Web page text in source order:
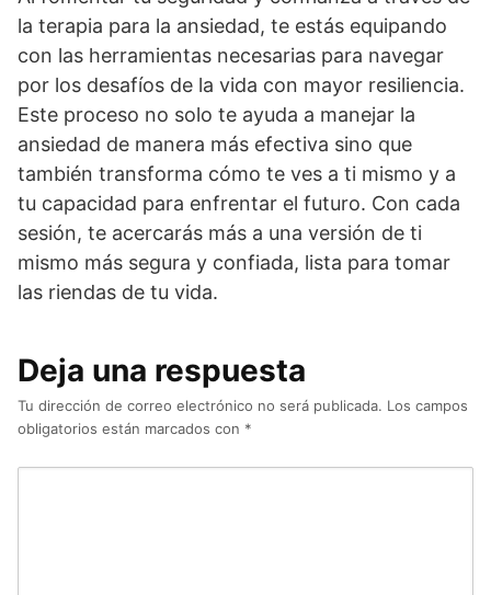
la terapia para la ansiedad, te estás equipando
con las herramientas necesarias para navegar
por los desafíos de la vida con mayor resiliencia.
Este proceso no solo te ayuda a manejar la
ansiedad de manera más efectiva sino que
también transforma cómo te ves a ti mismo y a
tu capacidad para enfrentar el futuro. Con cada
sesión, te acercarás más a una versión de ti
mismo más segura y confiada, lista para tomar
las riendas de tu vida.
Deja una respuesta
Tu dirección de correo electrónico no será publicada. Los campos
obligatorios están marcados con *